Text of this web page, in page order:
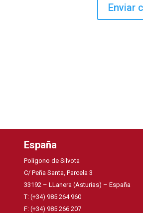
España
Poligono de Silvota
C/ Peña Santa, Parcela 3
33192 – LLanera (Asturias) – España
T: (+34) 985 264 960
F: (+34) 985 266 207